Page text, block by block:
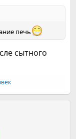
печь
сытного